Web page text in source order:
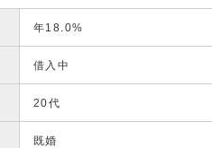
年18.0%
借入中
20代
既婚